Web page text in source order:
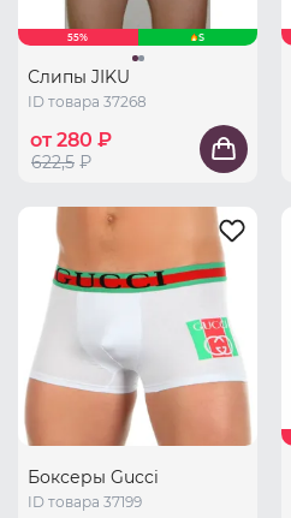
55% S
Слипы JIKU
ID товара 37268
от 280 ₽
622,5 ₽
Боксеры Gucci
ID товара 37199